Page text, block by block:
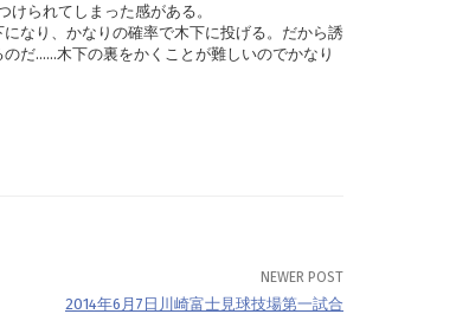
られてしまった感がある。
なり、かなりの確率で木下に投げる。だから誘
だ……木下の裏をかくことが難しいのでかなり
NEWER POST
2014年6月7日川崎富士見球技場第一試合